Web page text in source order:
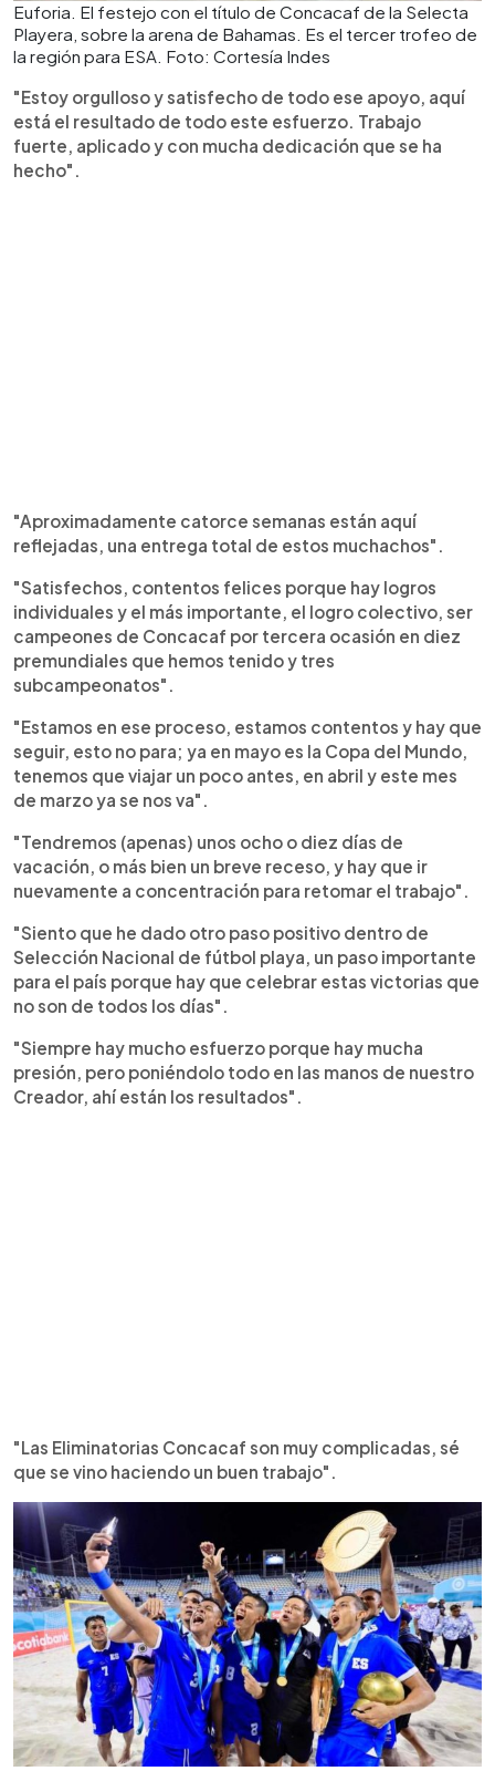
Euforia. El festejo con el título de Concacaf de la Selecta
Playera, sobre la arena de Bahamas. Es el tercer trofeo de
la región para ESA. Foto: Cortesía Indes
"Estoy orgulloso y satisfecho de todo ese apoyo, aquí
está el resultado de todo este esfuerzo. Trabajo
fuerte, aplicado y con mucha dedicación que se ha
hecho".
"Aproximadamente catorce semanas están aquí
reflejadas, una entrega total de estos muchachos".
"Satisfechos, contentos felices porque hay logros
individuales y el más importante, el logro colectivo, ser
campeones de Concacaf por tercera ocasión en diez
premundiales que hemos tenido y tres
subcampeonatos".
"Estamos en ese proceso, estamos contentos y hay que
seguir, esto no para; ya en mayo es la Copa del Mundo,
tenemos que viajar un poco antes, en abril y este mes
de marzo ya se nos va".
"Tendremos (apenas) unos ocho o diez días de
vacación, o más bien un breve receso, y hay que ir
nuevamente a concentración para retomar el trabajo".
"Siento que he dado otro paso positivo dentro de
Selección Nacional de fútbol playa, un paso importante
para el país porque hay que celebrar estas victorias que
no son de todos los días".
"Siempre hay mucho esfuerzo porque hay mucha
presión, pero poniéndolo todo en las manos de nuestro
Creador, ahí están los resultados".
"Las Eliminatorias Concacaf son muy complicadas, sé
que se vino haciendo un buen trabajo".